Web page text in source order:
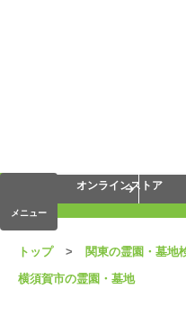
メニュー
オンラインストア
トップ 関東の霊園・墓地
横須賀市の霊園・墓地